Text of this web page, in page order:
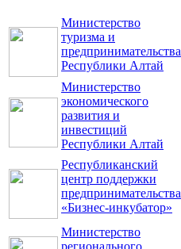
Министерство
туризма и
предпринимательства
Республики Алтай
Министерство
экономического
развития и
инвестиций
Республики Алтай
Республиканский
центр поддержки
предпринимательства
«Бизнес-инкубатор»
Министерство
регионального